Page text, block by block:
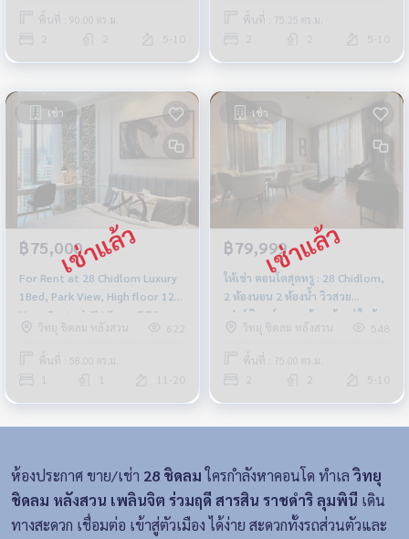
พื้นที่ : 90.00 ตร.ม.
5-10
พื้นที่ : 75.25 ตร.ม.
5-10
เช่า
฿75,000
For Rent at 28 Chidlom Luxury
1Bed, Park View, High floor 12+,
Near Central Chidlom, BTS
Chidlomวิทยุ ชิดลม หลังสวน 622
พื้นที่ : 58.00 ตร.ม.
11-20
เช่า
฿79,999
ให้เช่า คอนโดสุดหรู : 28 Chidlom,
2 ห้องนอน 2 ห้องน้ำ วิวสวย
เฟอร์นิเจอร์ครบ พร้อมเข้าอยู่ ใกล้
BTS ชิดลม 79,999 บาท
วิทยุ ชิดลม หลังสวน 548
พื้นที่ : 75.00 ตร.ม.
5-10
ห้องประกาศ ขาย/เช่า 28 ชิดลมใครกำลังหาคอนโด ทำเลวิทยุ
ชิดลม หลังสวน เพลินจิต ร่วมฤดี สารสิน ราชดำริ ลุมพินี เดิน
ทางสะดวก เชื่อมต่อ เข้าสู่ตัวเมือง ได้ง่าย สะดวกทั้งรถส่วนตัวและ